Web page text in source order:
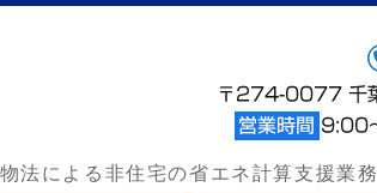
モデル建物法による省エネ計算支
法による非住宅の省エネ計算支援業